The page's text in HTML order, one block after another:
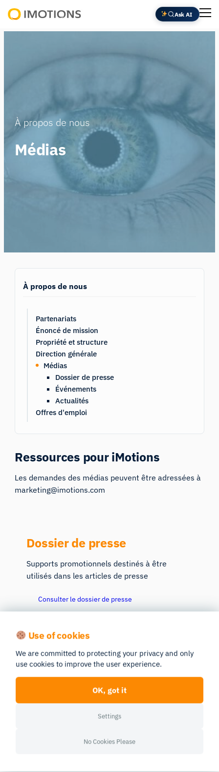
Ask AI
À propos de nous
Médias
À propos de nous
Partenariats
Énoncé de mission
Propriété et structure
Direction générale
Médias
Dossier de presse
Événements
Actualités
Offres d'emploi
Ressources pour iMotions
Les demandes des médias peuvent être adressées à
marketing@imotions.com
Dossier de presse
Supports promotionnels destinés à être
utilisés dans les articles de presse
Consulter le dossier de presse
Événements
Use of cookies
We are committed to protecting your privacy and only
use cookies to improve the user experience.
OK, got it
Settings
No Cookies Please